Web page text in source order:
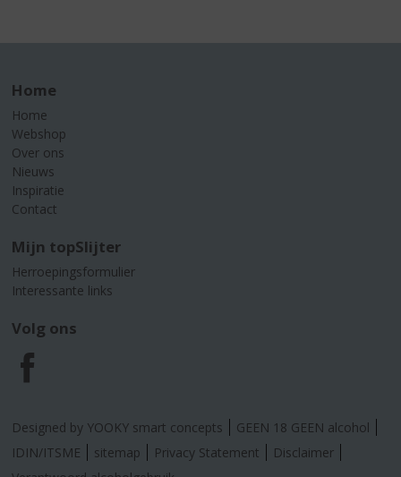
Home
Home
Webshop
Over ons
Nieuws
Inspiratie
Contact
Mijn topSlijter
Herroepingsformulier
Interessante links
Volg ons
F
a
c
Designed by YOOKY smart concepts
GEEN 18 GEEN alcohol
IDIN/ITSME
sitemap Privacy Statement
Disclaimer